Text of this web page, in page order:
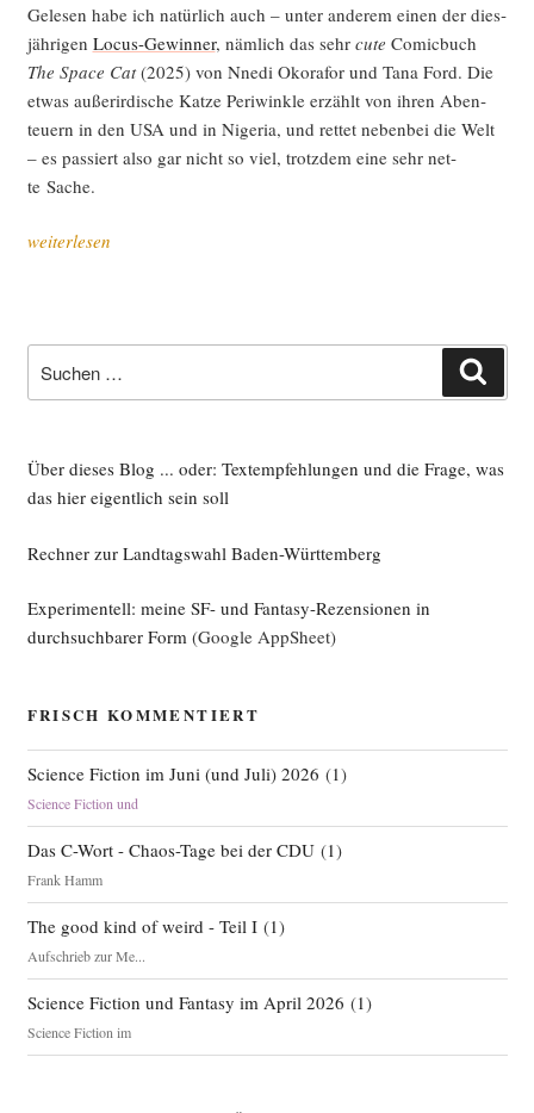
Gele­sen habe ich natür­lich auch – unter ande­rem einen der dies­
jäh­ri­gen Locus-Gewin­ner, näm­lich das sehr cute Comic­buch
The Space Cat(2025) von Nne­di Oko­ra­for und Tana Ford. Die
etwas außer­ir­di­sche Kat­ze Peri­wink­le erzählt von ihren Aben­
teu­ern in den USA und in Nige­ria, und ret­tet neben­bei die Welt
– es pas­siert also gar nicht so viel, trotz­dem eine sehr net­
te Sache.
„Sci­
und
Fan­
im
Mai 2026“
weiterlesen
nach:
Über dieses Blog ... oder: Textempfehlungen und die Frage, was
das hier eigentlich sein soll
Rechner zur Landtagswahl Baden-Württemberg
Experimentell: meine SF- und Fantasy-Rezensionen in
durchsuchbarer Form(Google AppSheet)
FRISCH KOMMENTIERT
Science Fiction im Juni (und Juli) 2026 (1)
Science Fiction und
Das C-Wort - Chaos-Tage bei der CDU(1)
Frank Hamm
The good kind of weird - Teil I(1)
Aufschrieb zur Me...
Science Fiction und Fantasy im April 2026 (1)
Science Fiction im